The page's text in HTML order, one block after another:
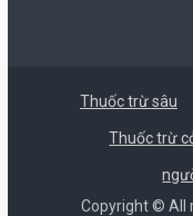
Thuốc trừ sâu
Thuốc trừ
Copyright © All